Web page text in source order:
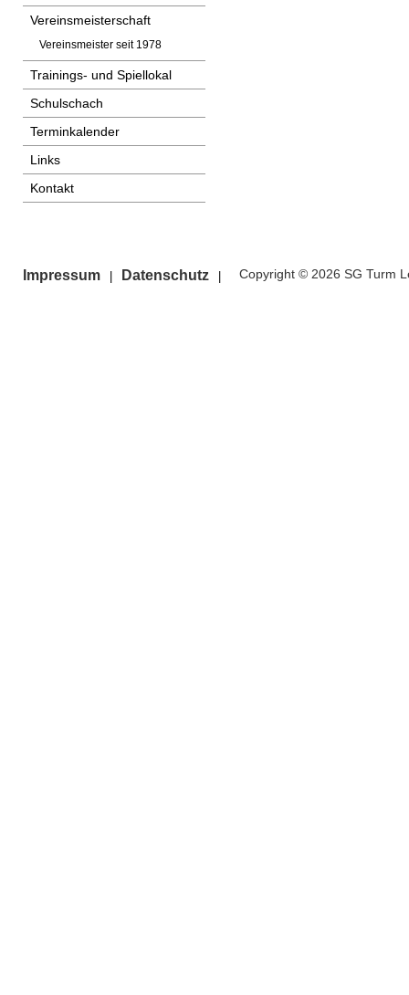
Vereinsmeisterschaft
Vereinsmeister seit 1978
Trainings- und Spiellokal
Schulschach
Terminkalender
Links
Kontakt
Impressum Datenschutz Copyright © 2026 SG Turm